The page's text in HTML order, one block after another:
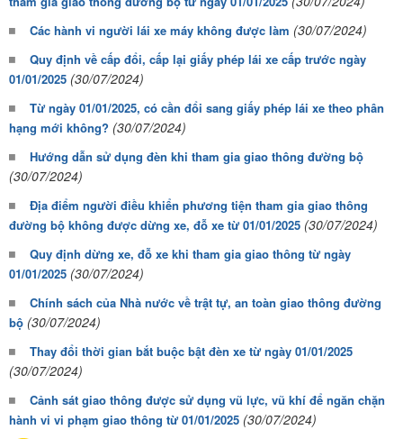
Các hành vi người lái xe máy không được làm (30/07/2024)
Quy định về cấp đổi, cấp lại giấy phép lái xe cấp trước ngày
01/01/2025 (30/07/2024)
Từ ngày 01/01/2025, có cần đổi sang giấy phép lái xe theo phân
hạng mới không? (30/07/2024)
Hướng dẫn sử dụng đèn khi tham gia giao thông đường bộ
(30/07/2024)
Địa điểm người điều khiển phương tiện tham gia giao thông
đường bộ không được dừng xe, đỗ xe từ 01/01/2025 (30/07/2024)
Quy định dừng xe, đỗ xe khi tham gia giao thông từ ngày
01/01/2025 (30/07/2024)
Chính sách của Nhà nước về trật tự, an toàn giao thông đường
bộ (30/07/2024)
Thay đổi thời gian bắt buộc bật đèn xe từ ngày 01/01/2025
(30/07/2024)
Cảnh sát giao thông được sử dụng vũ lực, vũ khí để ngăn chặn
hành vi vi phạm giao thông từ 01/01/2025 (30/07/2024)